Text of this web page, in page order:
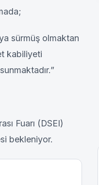
sürmüş olmaktan
kabiliyeti
Fuarı (DSEI)
bekleniyor.